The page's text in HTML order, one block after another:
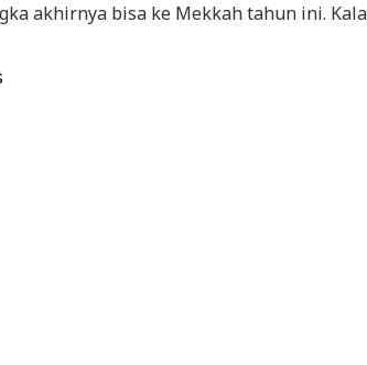
akhirnya bisa ke Mekkah tahun ini.